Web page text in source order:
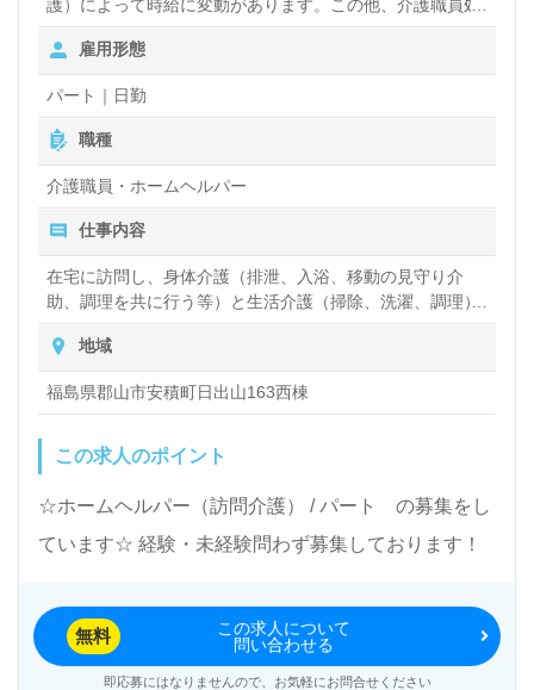
護）によって時給に変動があります。この他、介護職員処
遇改善手当、車両補償費手当、ガソリン代、ミーティング
参加手当を支給いたします。
雇用形態
パート｜日勤
職種
介護職員・ホームヘルパー
仕事内容
在宅に訪問し、身体介護（排泄、入浴、移動の見守り介
助、調理を共に行う等）と生活介護（掃除、洗濯、調理）
を行っていただきます。
地域
福島県郡山市安積町日出山163西棟
この求人のポイント
☆ホームヘルパー（訪問介護） / パート の募集をし
ています☆ 経験・未経験問わず募集しております！
無料
この求人について
問い合わせる
即応募にはなりませんので、お気軽にお問合せください